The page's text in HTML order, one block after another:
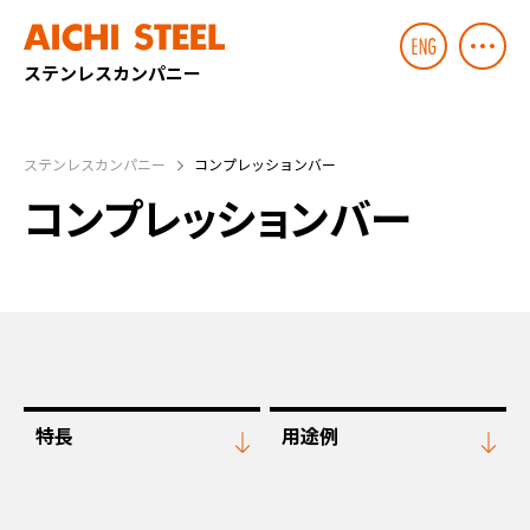
ステンレスカンパニー
ステンレスカンパニー コンプレッションバー
コンプレッションバー
特長 用途例